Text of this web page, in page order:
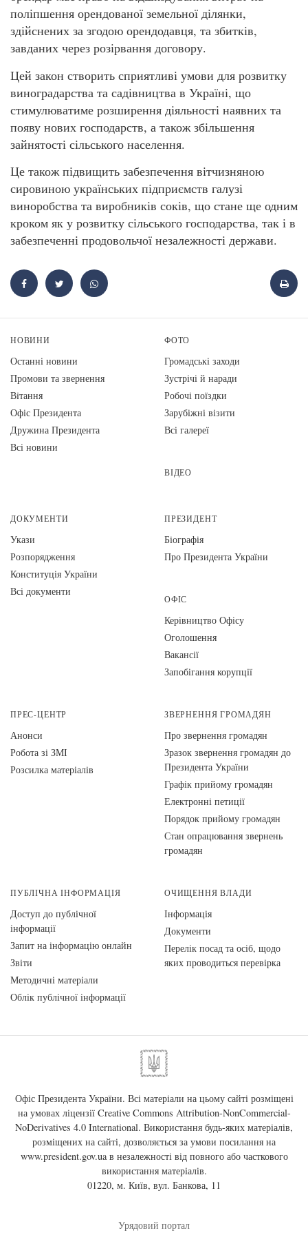
поліпшення орендованої земельної ділянки,
здійснених за згодою орендодавця, та збитків,
завданих через розірвання договору.
Цей закон створить сприятливі умови для розвитку
виноградарства та садівництва в Україні, що
стимулюватиме розширення діяльності наявних та
появу нових господарств, а також збільшення
зайнятості сільського населення.
Це також підвищить забезпечення вітчизняною
сировиною українських підприємств галузі
виноробства та виробників соків, що стане ще одним
кроком як у розвитку сільського господарства, так і в
забезпеченні продовольчої незалежності держави.
НОВИНИ
Останні новини
Промови та звернення
Вiтання
Офіс Президента
Дружина Президента
Всі новини
ФОТО
Громадські заходи
Зустрічі й наради
Робочі поїздки
Зарубіжні візити
Всі галереї
ВІДЕО
ДОКУМЕНТИ
Укази
Розпорядження
Конституція України
Всі документи
ПРЕЗИДЕНТ
Біографія
Про Президента України
ОФІС
Керівництво Офісу
Оголошення
Вакансії
Запобігання корупції
ПРЕС-ЦЕНТР
Анонси
Робота зі ЗМІ
Розсилка матеріалів
ЗВЕРНЕННЯ ГРОМАДЯН
Про звернення громадян
Зразок звернення громадян до
Президента України
Графік прийому громадян
Електронні петиції
Порядок прийому громадян
Стан опрацювання звернень
громадян
ПУБЛІЧНА ІНФОРМАЦІЯ
Доступ до публічної
інформації
Запит на інформацію онлайн
Звіти
Методичні матеріали
Облік публічної інформації
ОЧИЩЕННЯ ВЛАДИ
Інформація
Документи
Перелік посад та осіб, щодо
яких проводиться перевірка
Офіс Президента України. Всі матеріали на цьому сайті розміщені
на умовах ліцензії Creative Commons Attribution-NonCommercial-
NoDerivatives 4.0 International. Використання будь-яких матеріалів,
розміщених на сайті, дозволяється за умови посилання на
www.president.gov.uaв незалежності від повного або часткового
використання матеріалів.
01220, м. Київ, вул. Банкова, 11
Урядовий портал